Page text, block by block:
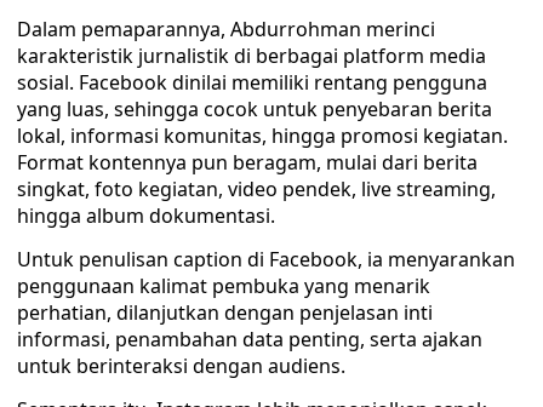
Dalam pemaparannya, Abdurrohman merinci
karakteristik jurnalistik di berbagai platform media
sosial. Facebook dinilai memiliki rentang pengguna
yang luas, sehingga cocok untuk penyebaran berita
lokal, informasi komunitas, hingga promosi kegiatan.
Format kontennya pun beragam, mulai dari berita
singkat, foto kegiatan, video pendek, live streaming,
hingga album dokumentasi.
Untuk penulisan caption di Facebook, ia menyarankan
penggunaan kalimat pembuka yang menarik
perhatian, dilanjutkan dengan penjelasan inti
informasi, penambahan data penting, serta ajakan
untuk berinteraksi dengan audiens.